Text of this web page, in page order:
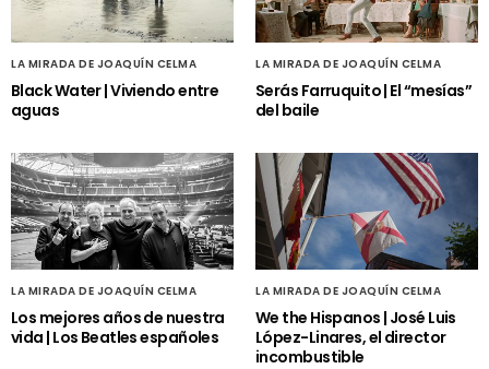
LA MIRADA DE JOAQUÍN CELMA
Black Water | Viviendo entre
aguas
LA MIRADA DE JOAQUÍN CELMA
Serás Farruquito | El “mesías”
del baile
LA MIRADA DE JOAQUÍN CELMA
Los mejores años de nuestra
vida | Los Beatles españoles
LA MIRADA DE JOAQUÍN CELMA
We the Hispanos | José Luis
López-Linares, el director
incombustible